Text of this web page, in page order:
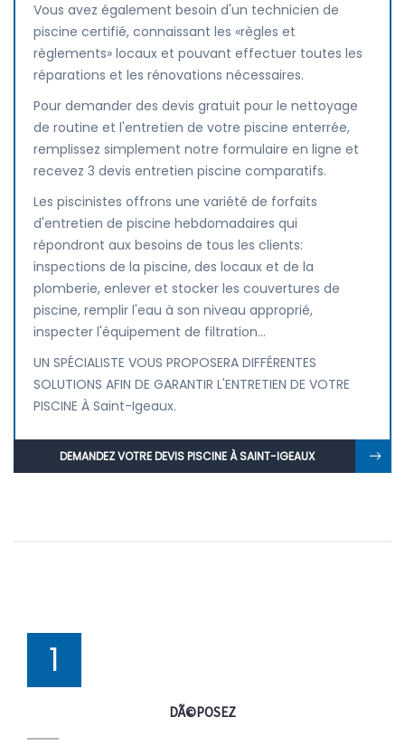
Vous avez également besoin d'un technicien de
piscine certifié, connaissant les «règles et
règlements» locaux et pouvant effectuer toutes les
réparations et les rénovations nécessaires.
Pour demander des devis gratuit pour le nettoyage
de routine et l'entretien de votre piscine enterrée,
remplissez simplement notre formulaire en ligne et
recevez 3 devis entretien piscine comparatifs.
Les piscinistes offrons une variété de forfaits
d'entretien de piscine hebdomadaires qui
répondront aux besoins de tous les clients:
inspections de la piscine, des locaux et de la
plomberie, enlever et stocker les couvertures de
piscine, remplir l'eau à son niveau approprié,
inspecter l'équipement de filtration...
UN SPÉCIALISTE VOUS PROPOSERA DIFFÉRENTES
SOLUTIONS AFIN DE GARANTIR L'ENTRETIEN DE VOTRE
PISCINE À Saint-Igeaux.
DEMANDEZ VOTRE DEVIS PISCINE À SAINT-IGEAUX
1
DÃ©POSEZ